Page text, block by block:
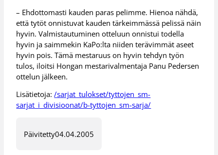
– Ehdottomasti kauden paras pelimme. Hienoa nähdä,
että tytöt onnistuvat kauden tärkeimmässä pelissä näin
hyvin. Valmistautuminen otteluun onnistui todella
hyvin ja saimmekin KaPo:lta niiden terävimmät aseet
hyvin pois. Tämä mestaruus on hyvin tehdyn työn
tulos, iloitsi Hongan mestarivalmentaja Panu Pedersen
ottelun jälkeen.
Lisätietoja:/sarjat_tulokset/tyttojen_sm-
sarjat_i_divisioonat/b-tyttojen_sm-sarja/
Päivitetty04.04.2005